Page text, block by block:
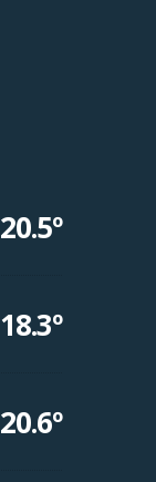
20.5º
18.3º
20.6º